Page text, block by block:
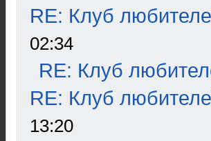
RE: Клуб
02:34
RE: Клуб
RE: Клуб
13:20